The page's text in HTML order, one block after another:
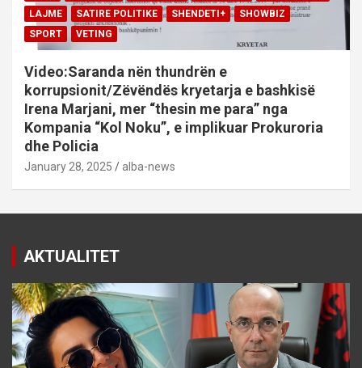
LAJME
SATIRE POLITIKE SHENDETI+
SHOWBIZ
SPORT
VETING
Video:Saranda nën thundrën e
korrupsionit/Zëvëndës kryetarja e bashkisë
Irena Marjani, mer “thesin me para” nga
Kompania “Kol Noku”, e implikuar Prokuroria
dhe Policia
January 28, 2025 alba-news
AKTUALITET